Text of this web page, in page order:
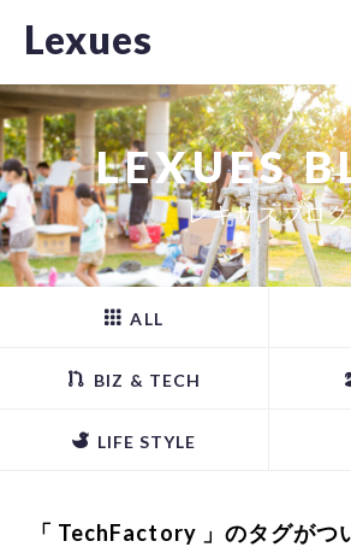
Lexues
LEXUES
レキサスブログ
ALL
BIZ & TECH
LIFE STYLE
「 TechFactory 」のタグがつ